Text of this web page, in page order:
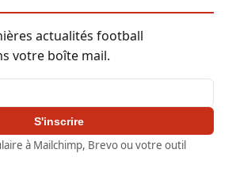
actualités football
votre boîte mail.
S'inscrire
à Mailchimp, Brevo ou votre outil